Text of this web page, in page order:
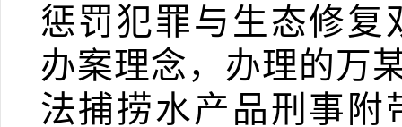
惩罚犯罪与生态修复
办案理念，办理的万
法捕捞水产品刑事附